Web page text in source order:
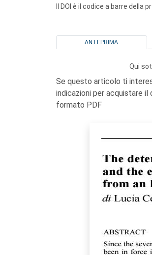
Il DOI è il codice a barre
ANTEPRIMA
Qui
Se questo articolo ti
indicazioni per acquistare il
formato PDF